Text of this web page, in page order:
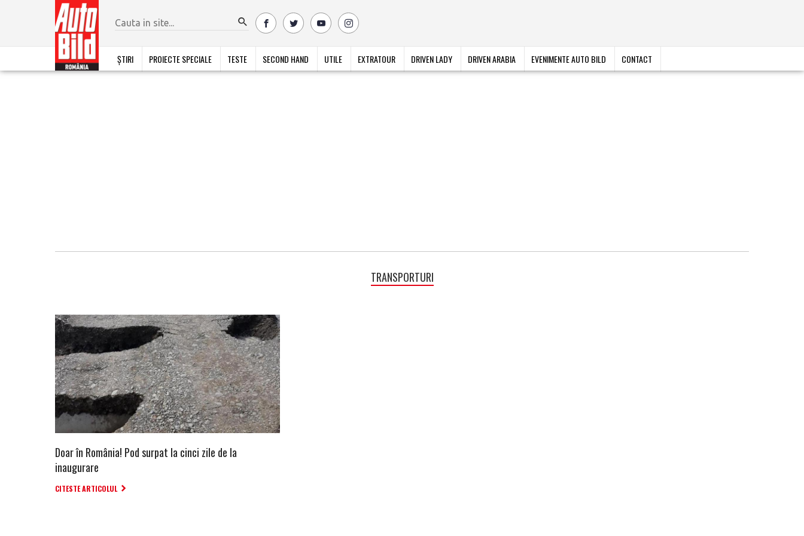
ȘTIRI PROIECTE SPECIALE TESTE SECOND HAND UTILE EXTRATOUR DRIVEN LADY DRIVEN ARABIA EVENIMENTE AUTO BILD CONTACT
TRANSPORTURI
Doar în România! Pod surpat la cinci zile de la
inaugurare
CITESTE ARTICOLUL